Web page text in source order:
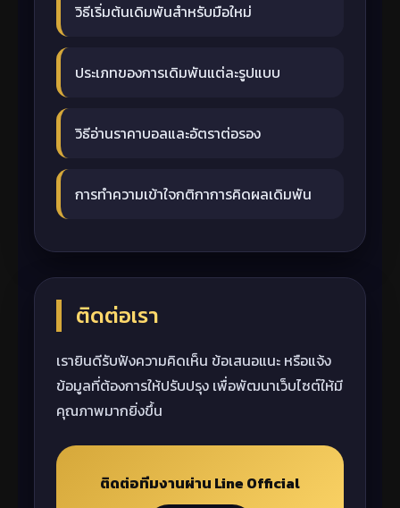
วิธีเริ่มต้นเดิมพันสำหรับมือใหม่
ประเภทของการเดิมพันแต่ละรูปแบบ
วิธีอ่านราคาบอลและอัตราต่อรอง
การทำความเข้าใจกติกาการคิดผลเดิมพัน
ติดต่อเรา
เรายินดีรับฟังความคิดเห็น ข้อเสนอแนะ หรือแจ้ง
ข้อมูลที่ต้องการให้ปรับปรุง เพื่อพัฒนาเว็บไซต์ให้มี
คุณภาพมากยิ่งขึ้น
ติดต่อทีมงานผ่าน Line Official